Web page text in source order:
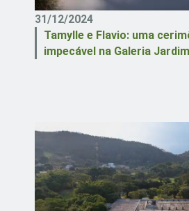
31/12/2024
Tamylle e Flavio: uma
impecável na Galeria Jardim